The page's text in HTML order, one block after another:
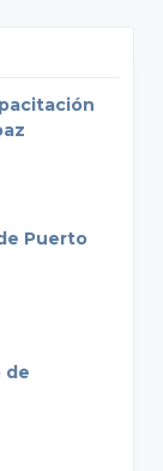
Puerto
de